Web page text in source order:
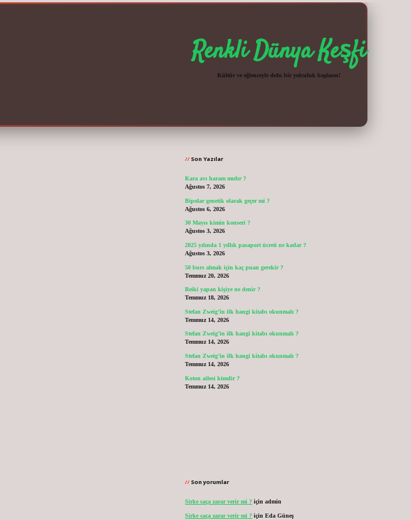
Renkli Dünya Keşfi
Kültür ve eğlenceyle dolu bir yolculuk başlasın!
Sidebar
Son Yazılar
Kara avı haram mıdır ?
Ağustos 7, 2026
Bipolar genetik olarak geçer mi ?
Ağustos 6, 2026
30 Mayıs kimin konseri ?
Ağustos 3, 2026
2025 yılında 1 yıllık pasaport ücreti ne kadar ?
Ağustos 3, 2026
50 burs almak için kaç puan gerekir ?
Temmuz 20, 2026
Reiki yapan kişiye ne denir ?
Temmuz 18, 2026
Stefan Zweig’in ilk hangi kitabı okunmalı ?
Temmuz 14, 2026
Stefan Zweig’in ilk hangi kitabı okunmalı ?
Temmuz 14, 2026
Stefan Zweig’in ilk hangi kitabı okunmalı ?
Temmuz 14, 2026
Koton ailesi kimdir ?
Temmuz 14, 2026
Son yorumlar
Sirke saça zarar verir mi ? içinadmin
Sirke saça zarar verir mi ? içinEda Güneş